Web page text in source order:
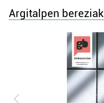
Argitalpen bereziak